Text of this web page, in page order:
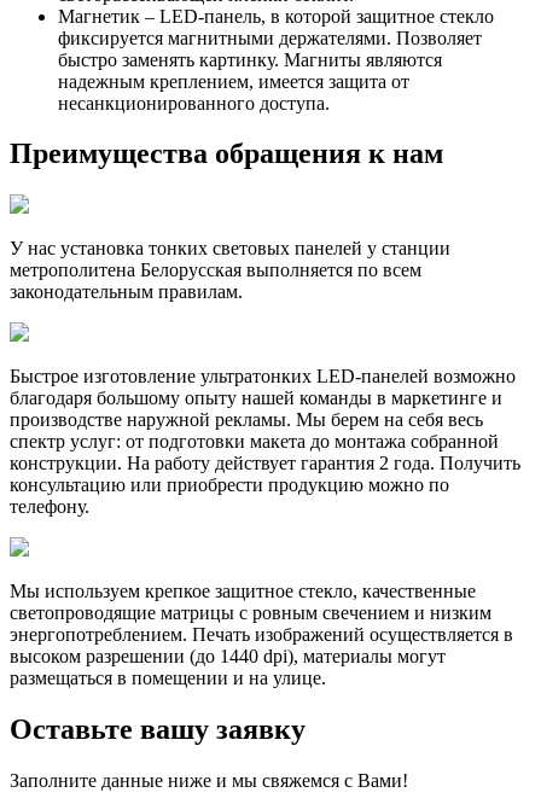
Магнетик – LED-панель, в которой защитное стекло
фиксируется магнитными держателями. Позволяет
быстро заменять картинку. Магниты являются
надежным креплением, имеется защита от
несанкционированного доступа.
Преимущества обращения к нам
У нас установка тонких световых панелей у станции
метрополитена Белорусская выполняется по всем
законодательным правилам.
Быстрое изготовление ультратонких LED-панелей возможно
благодаря большому опыту нашей команды в маркетинге и
производстве наружной рекламы. Мы берем на себя весь
спектр услуг: от подготовки макета до монтажа собранной
конструкции. На работу действует гарантия 2 года. Получить
консультацию или приобрести продукцию можно по
телефону.
Мы используем крепкое защитное стекло, качественные
светопроводящие матрицы с ровным свечением и низким
энергопотреблением. Печать изображений осуществляется в
высоком разрешении (до 1440 dpi), материалы могут
размещаться в помещении и на улице.
Оставьте вашу заявку
Заполните данные ниже и мы свяжемся с Вами!